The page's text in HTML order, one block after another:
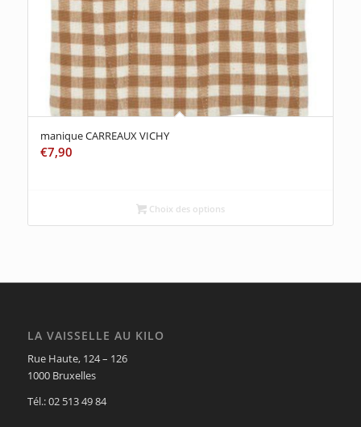
manique CARREAUX VICHY
€7,90
Choix des options
LA VAISSELLE AU KILO
Rue Haute, 124 – 126
1000 Bruxelles
Tél.: 02 513 49 84